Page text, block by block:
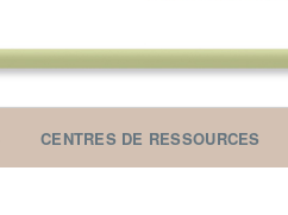
CENTRES DE RESSOURCES